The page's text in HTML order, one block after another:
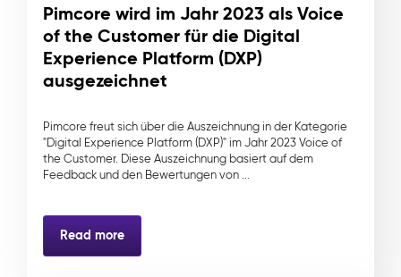
Pimcore wird im Jahr 2023 als Voice
of the Customer für die Digital
Experience Platform (DXP)
ausgezeichnet
Pimcore freut sich über die Auszeichnung in der Kategorie
"Digital Experience Platform (DXP)" im Jahr 2023 Voice of
the Customer. Diese Auszeichnung basiert auf dem
Feedback und den Bewertungen von ...
Read more